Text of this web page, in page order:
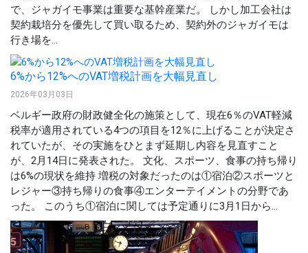
で、ジャガイモ事業は重要な基幹産業だ。 しかし加工会社は
契約栽培分を優先して買い取るため、契約外のジャガイモは
行き場を...
6%から12%へのVAT増税計画を大幅見直し
2026年03月03日
ベルギー政府の財政健全化の施策として、現在6％のVAT軽減
税率が適用されている4つの項目を12％に上げることが決定さ
れていたが、その実施をひとまず延期し内容を見直すこと
が、2月14日に発表された。 文化、スポーツ、食事の持ち帰り
は6%の現状を維持 増税の対象だったのは①宿泊②スポーツと
レジャー③持ち帰りの食事④エンターテイメントの分野であ
った。 このうち①宿泊に関しては予定通りに3月1日から...